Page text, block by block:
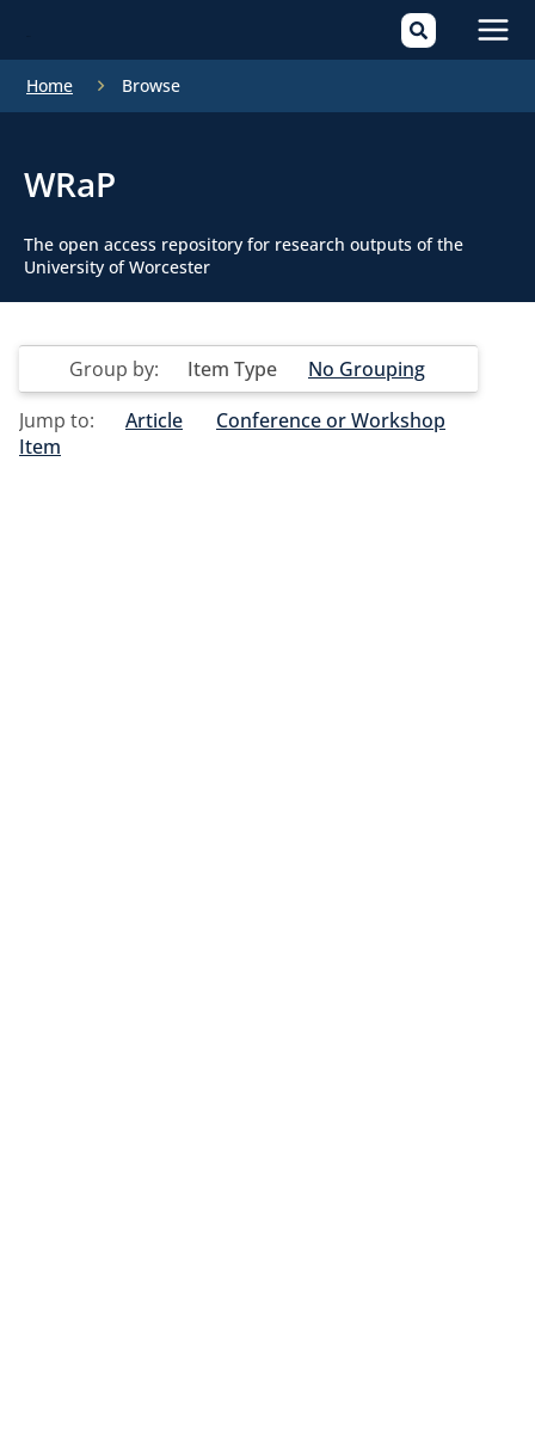
Home Browse
WRaP
The open access repository for research outputs of the
University of Worcester
Group by: Item Type
No Grouping
Jump to:
Article
Conference or Workshop
Item